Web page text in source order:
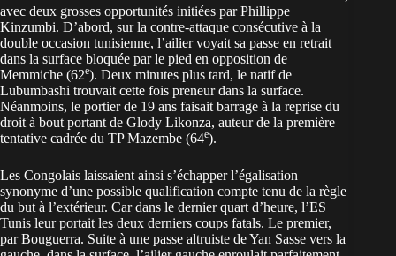
avec deux grosses opportunités initiées par Phillippe
Kinzumbi. D’abord, sur la contre-attaque consécutive à la
double occasion tunisienne, l’ailier voyait sa passe en retrait
dans la surface bloquée par le pied en opposition de
Memmiche (62e). Deux minutes plus tard, le natif de
Lubumbashi trouvait cette fois preneur dans la surface.
Néanmoins, le portier de 19 ans faisait barrage à la reprise du
droit à bout portant de Glody Likonza, auteur de la première
tentative cadrée du TP Mazembe (64e).
Les Congolais laissaient ainsi s’échapper l’égalisation
synonyme d’une possible qualification compte tenu de la règle
du but à l’extérieur. Car dans le dernier quart d’heure, l’ES
Tunis leur portait les deux derniers coups fatals. Le premier,
par Bouguerra. Suite à une passe altruiste de Yan Sasse vers la